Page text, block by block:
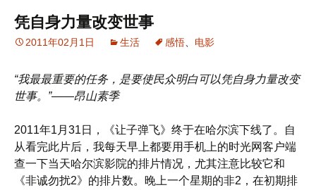
凭自身力量改变世事
2011年02月1日 生活 感悟 电影
“我最最重要的任务，是要使民众明白可以凭自身力量改变
世事。”——昂山素季
2011年1月31日，《让子弹飞》终于在哈尔滨下线了。自
从看完此片后，我每天早上都要用手机上的时光网客户端
查一下当天哈尔滨影院的排片情况，尤其注意比较它和
《非诚勿扰2》的排片数。晚上一个星期的非2，在初期排